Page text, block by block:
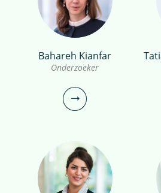
vincent.peters@kwrwater.nl
bekijk profiel
dr. Maaike Besteman
Onderzoeker
maaike.besteman@kwrwater.nl
Bahareh Kianfar
Onderzoeker